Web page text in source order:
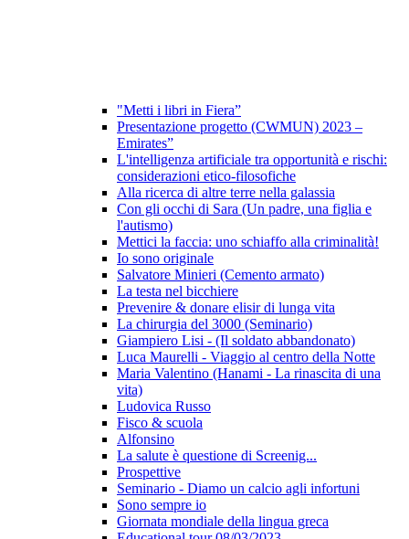
"Metti i libri in Fiera”
Presentazione progetto (CWMUN) 2023 –
Emirates”
L'intelligenza artificiale tra opportunità e rischi:
considerazioni etico-filosofiche
Alla ricerca di altre terre nella galassia
Con gli occhi di Sara (Un padre, una figlia e
l'autismo)
Mettici la faccia: uno schiaffo alla criminalità!
Io sono originale
Salvatore Minieri (Cemento armato)
La testa nel bicchiere
Prevenire & donare elisir di lunga vita
La chirurgia del 3000 (Seminario)
Giampiero Lisi - (Il soldato abbandonato)
Luca Maurelli - Viaggio al centro della Notte
Maria Valentino (Hanami - La rinascita di una
vita)
Ludovica Russo
Fisco & scuola
Alfonsino
La salute è questione di Screenig...
Prospettive
Seminario - Diamo un calcio agli infortuni
Sono sempre io
Giornata mondiale della lingua greca